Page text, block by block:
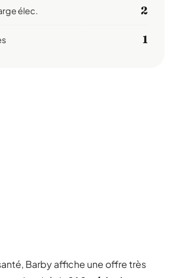
élec. 2
1
Barby affiche une offre très